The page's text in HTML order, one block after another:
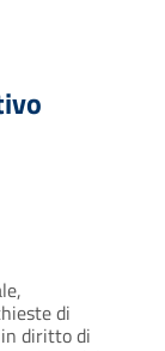
di
diritto di